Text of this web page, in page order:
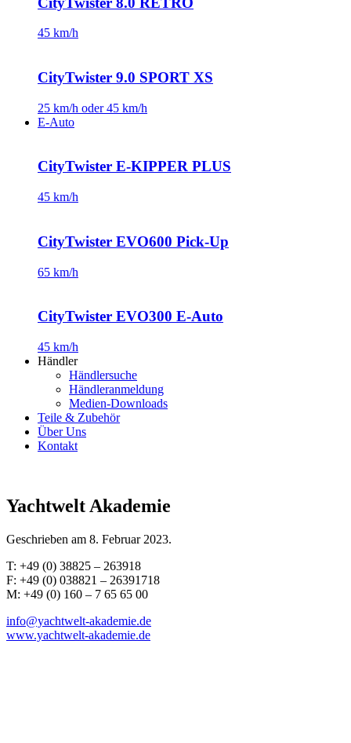
45 km/h
CityTwister 9.0 SPORT XS
25 km/h oder 45 km/h
E-Auto
CityTwister E-KIPPER PLUS
45 km/h
CityTwister EVO600 Pick-Up
65 km/h
CityTwister EVO300 E-Auto
45 km/h
Händler
Händlersuche
Händleranmeldung
Medien-Downloads
Teile & Zubehör
Über Uns
Kontakt
Yachtwelt Akademie
Geschrieben am 8. Februar 2023.
T: +49 (0) 38825 – 263918
F: +49 (0) 038821 – 26391718
M: +49 (0) 160 – 7 65 65 00
info@yachtwelt-akademie.de
www.yachtwelt-akademie.de